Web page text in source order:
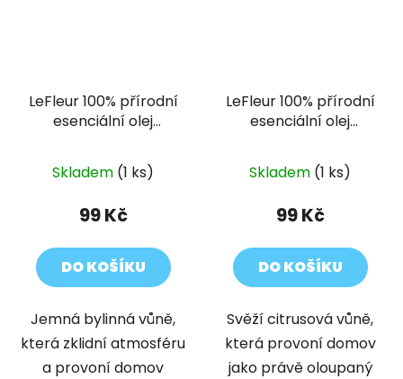
LeFleur 100% přírodní
esenciální olej
Skladem (1 ks)
99 Kč
DO KOŠÍKU
Jemná bylinná vůně,
která zklidní atmosféru
a provoní domov
LeFleur 100% přírodní
esenciální olej
Skladem (1 ks)
99 Kč
DO KOŠÍKU
Svěží citrusová vůně,
která provoní domov
jako právě oloupaný